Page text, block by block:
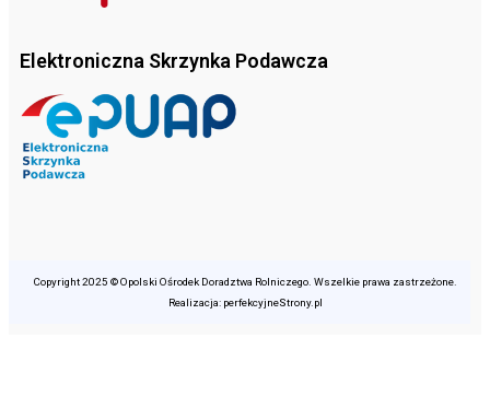
Elektroniczna Skrzynka Podawcza
Copyright 2025 © Opolski Ośrodek Doradztwa Rolniczego. Wszelkie prawa zastrzeżone.
Realizacja: perfekcyjneStrony.pl